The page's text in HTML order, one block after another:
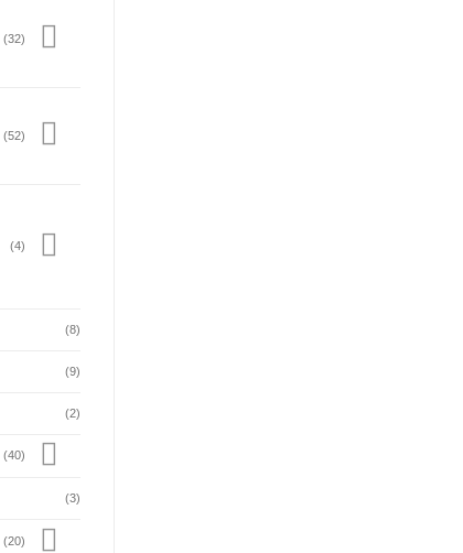
(32)
(52)
(4)
(8)
(9)
(2)
(40)
(3)
(20)